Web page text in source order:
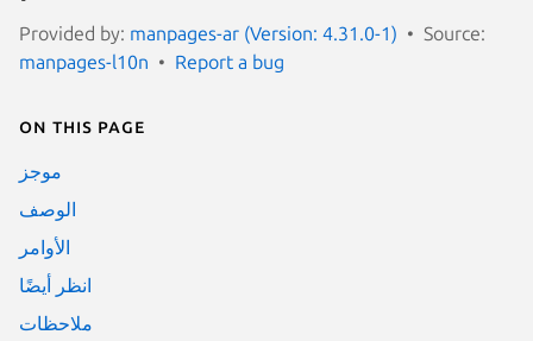
Provided by: manpages-ar (Version: 4.31.0-1)
Source:
manpages-l10n
Report a bug
On this page
موجز
الوصف
الأوامر
انظر أيضًا
ملاحظات